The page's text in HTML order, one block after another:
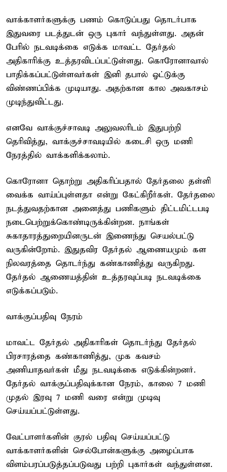
வாக்காளர்களுக்கு பணம் கொடுப்பது தொடர்பாக
இதுவரை படத்துடன் ஒரு புகார் வந்துள்ளது. அதன்
பேரில் நடவடிக்கை எடுக்க மாவட்ட தேர்தல்
அதிகாரிக்கு உத்தரவிடப்பட்டுள்ளது. கொரோனாவால்
பாதிக்கப்பட்டுள்ளவர்கள் இனி தபால் ஓட்டுக்கு
விண்ணப்பிக்க முடியாது. அதற்கான கால அவகாசம்
முடிந்துவிட்டது.
எனவே வாக்குச்சாவடி அலுவலரிடம் இதுபற்றி
தெரிவித்து, வாக்குச்சாவடியில் கடைசி ஒரு மணி
நேரத்தில் வாக்களிக்கலாம்.
கொரோனா தொற்று அதிகரிப்பதால் தேர்தலை தள்ளி
வைக்க வாய்ப்புள்ளதா என்று கேட்கிறீர்கள். தேர்தலை
நடத்துவதற்கான அனைத்து பணிகளும் திட்டமிட்டபடி
நடைபெற்றுக்கொண்டிருக்கின்றன. நாங்கள்
சுகாதாரத்துறையினருடன் இணைந்து செயல்பட்டு
வருகின்றோம். இதுதவிர தேர்தல் ஆணையமும் கள
நிலவரத்தை தொடர்ந்து கண்காணித்து வருகிறது.
தேர்தல் ஆணையத்தின் உத்தரவுப்படி நடவடிக்கை
எடுக்கப்படும்.
வாக்குப்பதிவு நேரம்
மாவட்ட தேர்தல் அதிகாரிகள் தொடர்ந்து தேர்தல்
பிரசாரத்தை கண்காணித்து, முக கவசம்
அணியாதவர்கள் மீது நடவடிக்கை எடுக்கின்றனர்.
தேர்தல் வாக்குப்பதிவுக்கான நேரம், காலை 7 மணி
முதல் இரவு 7 மணி வரை என்று முடிவு
செய்யப்பட்டுள்ளது.
வேட்பாளர்களின் குரல் பதிவு செய்யப்பட்டு
வாக்காளர்களின் செல்போன்களுக்கு அழைப்பாக
விளம்பரப்படுத்தப்படுவது பற்றி புகார்கள் வந்துள்ளன.